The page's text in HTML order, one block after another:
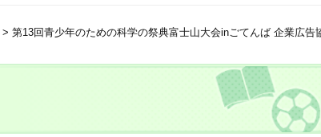
> 第13回青少年のための科学の祭典富士山大会inごてんば 企業広告